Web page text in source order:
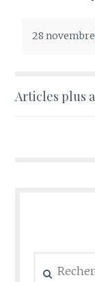
28
Articles plus